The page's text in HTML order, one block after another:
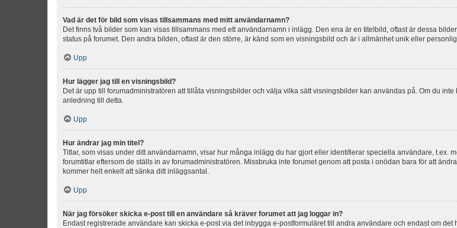
Vad är det för bild som visas tillsammans med mitt användarnamn?
Det finns två bilder som kan visas tillsammans med ett användarnamn i inlägg. Den ena är en titelbild, oftast är dessa
status på forumet. Den andra bilden, oftast är den större, är känd som en visningsbild och är i allmänhet unik eller
Upp
Hur lägger jag till en visningsbild?
Det är upp till forumadministratören att tillåta visningsbilder och välja vilka sätt visningsbilder kan användas på. Om du
anledning till detta.
Upp
Hur ändrar jag min titel?
Titlar, som visas under ditt användarnamn, visar hur många inlägg du har gjort eller identifierar speciella användare, t.ex.
forumtitlar eftersom de ställs in av forumadministratören. Missbruka inte forumet genom att posta i onödan bara för att
kommer helt enkelt att sänka ditt inläggsantal.
Upp
När jag försöker skicka e-post till en användare så kräver forumet att jag loggar in?
Endast registrerade användare kan skicka e-post via det inbygga e-postformuläret till andra användare och endast om